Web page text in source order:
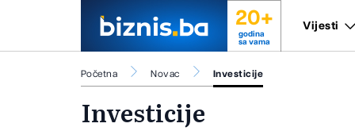
20+
godina
sa vama
Vijesti
Početna Novac Investicije
Investicije